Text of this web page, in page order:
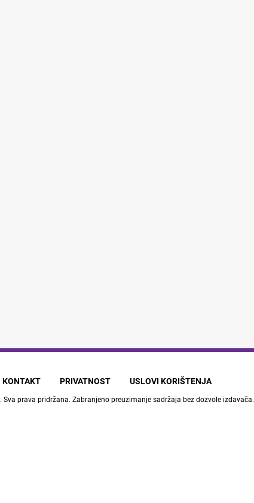
KONTAKT PRIVATNOST USLOVI KORIŠTENJA
. Sva prava pridržana. Zabranjeno preuzimanje sadržaja bez dozvole izdavača.